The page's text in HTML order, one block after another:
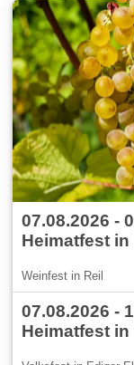
07.08.2026 -
Heimatfest in
Weinfest in Reil
07.08.2026 -
Heimatfest